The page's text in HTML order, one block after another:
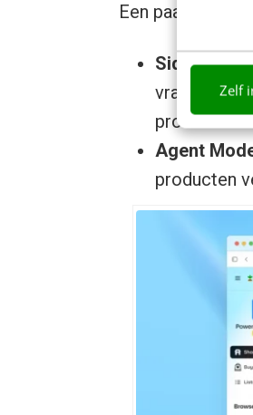
Zelf
Een paar
Sidebar
vragen
product
Agent
producten